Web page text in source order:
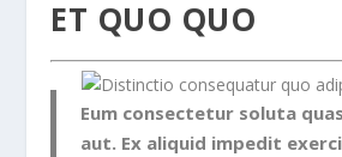
ET QUO QUO
Eum consectetur soluta
aut. Ex aliquid impedit